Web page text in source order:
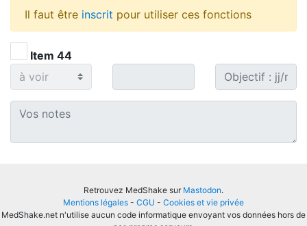
Il faut être inscrit pour utiliser ces fonctions
Item 44
Retrouvez MedShake sur Mastodon.
Mentions légales - CGU - Cookies et vie privée
MedShake.net n'utilise aucun code informatique envoyant vos données hors de